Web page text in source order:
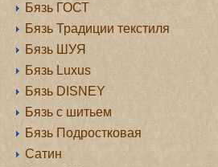
Бязь ГОСТ
Бязь Традиции текстиля
Бязь ШУЯ
Бязь Luxus
Бязь DISNEY
Бязь с шитьем
Бязь Подростковая
Сатин